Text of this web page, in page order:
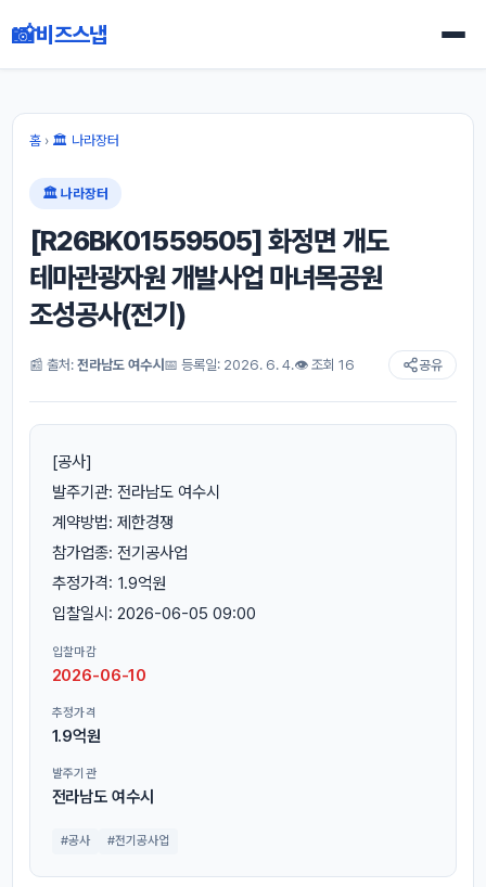
📸비즈스냅
홈› 🏛 나라장터
🏛 나라장터
[R26BK01559505] 화정면 개도
테마관광자원 개발사업 마녀목공원
조성공사(전기)
📰 출처: 전라남도 여수시📅 등록일: 2026. 6. 4.👁 조회 16 공유
[공사]
발주기관: 전라남도 여수시
계약방법: 제한경쟁
참가업종: 전기공사업
추정가격: 1.9억원
입찰일시: 2026-06-05 09:00
입찰마감
2026-06-10
추정가격
1.9억원
발주기관
전라남도 여수시
#공사 #전기공사업